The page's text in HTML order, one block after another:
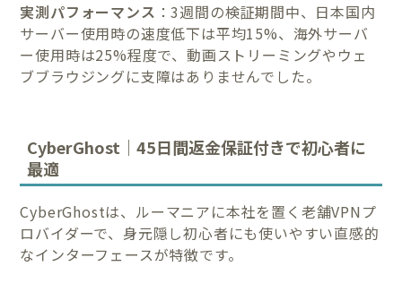
実測パフォーマンス ：3週間の検証期間中、日本国内
サーバー使用時の速度低下は平均15%、海外サーバ
ー使用時は25%程度で、動画ストリーミングやウェ
ブブラウジングに支障はありませんでした。
CyberGhost｜45日間返金保証付きで初心者に
最適
CyberGhostは、ルーマニアに本社を置く老舗VPNプ
ロバイダーで、身元隠し初心者にも使いやすい直感的
なインターフェースが特徴です。